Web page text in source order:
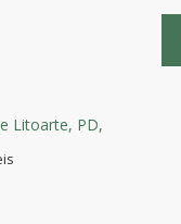
Litoarte, PD,